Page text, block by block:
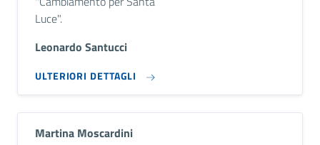
Luce".
Leonardo Santucci
ULTERIORI DETTAGLI
Martina Moscardini